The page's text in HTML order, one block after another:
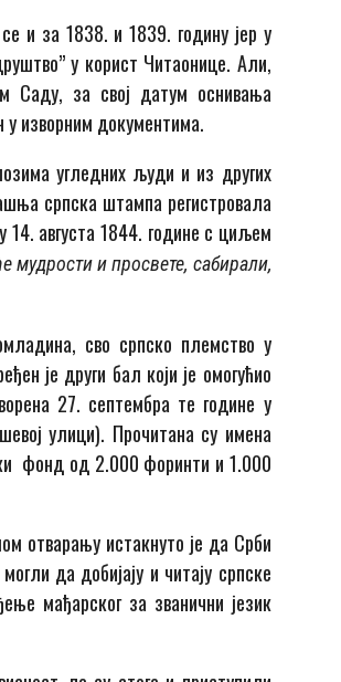
и за 1838. и 1839. годину јер у
у корист Читаонице. Али,
Саду, за свој датум оснивања
у изворним документима.
угледних људи и из других
српска штампа регистровала
14. августа 1844. године с циљем
мудрости и просвете, сабирали,
сво српско племство у
је други бал који је омогућио
27. септембра те године у
улици). Прочитана су имена
фонд од 2.000 форинти и 1.000
отварању истакнуто је да Срби
да добијају и читају српске
мађарског за званични језик